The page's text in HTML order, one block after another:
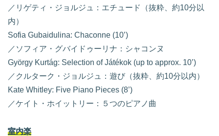
／リゲティ・ジョルジュ：エチュード（抜粋、約10分以
内）
Sofia Gubaidulina: Chaconne (10’)
／ソフィア・グバイドゥーリナ：シャコンヌ
György Kurtág: Selection of Játékok (up to approx. 10’)
／クルターク・ジョルジュ：遊び（抜粋、約10分以内）
Kate Whitley: Five Piano Pieces (8’)
／ケイト・ホイットリー：５つのピアノ曲
室内楽